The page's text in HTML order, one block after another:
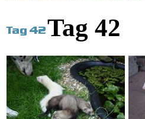
Tag 42